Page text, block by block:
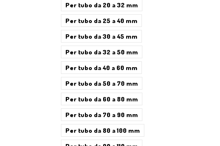
Per tubo da 20 a 32 mm
Per tubo da 25 a 40 mm
Per tubo da 30 a 45 mm
Per tubo da 32 a 50 mm
Per tubo da 40 a 60 mm
Per tubo da 50 a 70 mm
Per tubo da 60 a 80 mm
Per tubo da 70 a 90 mm
Per tubo da 80 a 100 mm